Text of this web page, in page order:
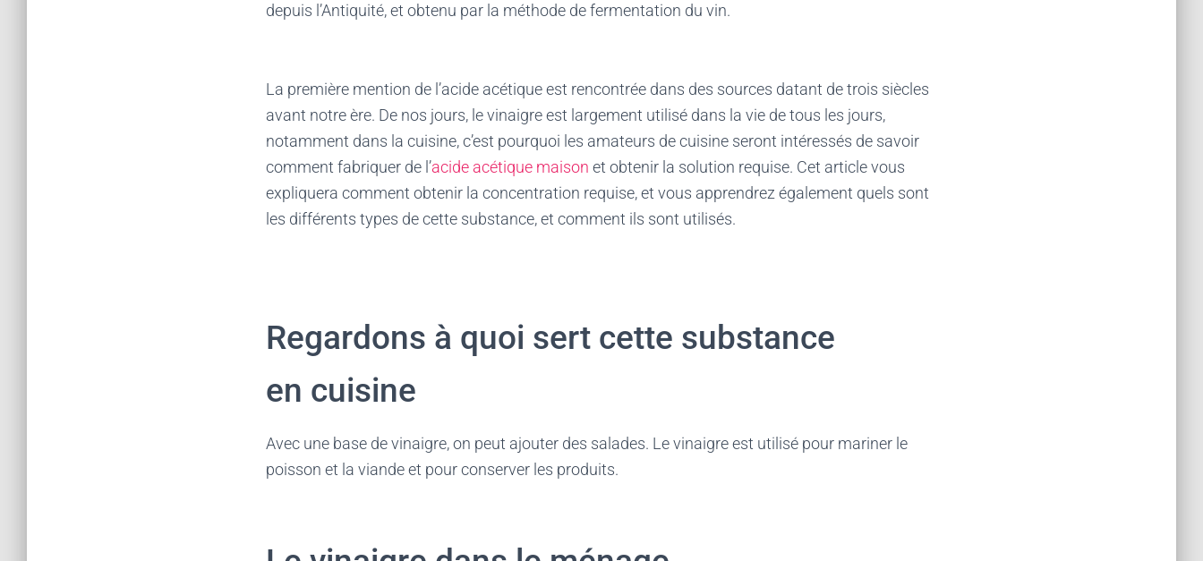
depuis l’Antiquité, et obtenu par la méthode de fermentation du vin.
La première mention de l’acide acétique est rencontrée dans des sources datant de trois siècles
avant notre ère. De nos jours, le vinaigre est largement utilisé dans la vie de tous les jours,
notamment dans la cuisine, c’est pourquoi les amateurs de cuisine seront intéressés de savoir
comment fabriquer de l’acide acétique maison et obtenir la solution requise. Cet article vous
expliquera comment obtenir la concentration requise, et vous apprendrez également quels sont
les différents types de cette substance, et comment ils sont utilisés.
Regardons à quoi sert cette substance
en cuisine
Avec une base de vinaigre, on peut ajouter des salades. Le vinaigre est utilisé pour mariner le
poisson et la viande et pour conserver les produits.